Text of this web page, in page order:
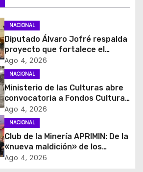
NACIONAL
Diputado Álvaro Jofré respalda
proyecto que fortalece el
control de identidad durante
estados de excepción
Ago 4, 2026
NACIONAL
Ministerio de las Culturas abre
convocatoria a Fondos Cultura
2027 con foco en
transparencia, innovación y
acceso ciudadano
Ago 4, 2026
NACIONAL
Club de la Minería APRIMIN: De la
«nueva maldición» de los
recursos al rol clave de los
Ago 4, 2026